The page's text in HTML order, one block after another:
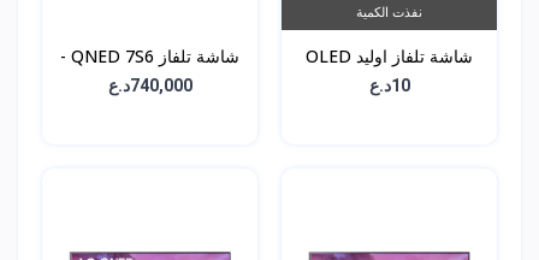
نفذت الكمية
شاشة تلفاز اوليد OLED
10د.ع
شاشة تلفاز QNED 7S6 -
حجم 55 انش -740,000د.ع